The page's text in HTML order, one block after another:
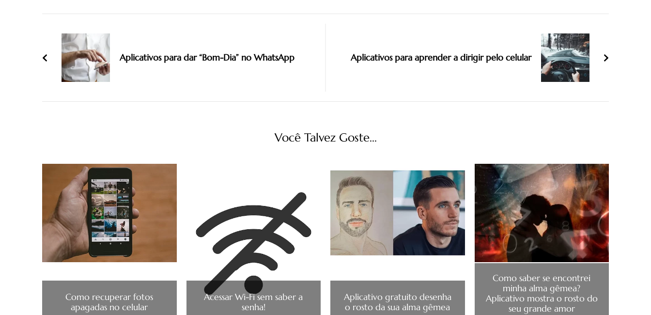
Navigation
Aplicativos para dar “Bom-Dia” no WhatsApp Aplicativos para aprender a dirigir pelo celular
Você Talvez Goste...
Como recuperar fotos
apagadas no celular
Acessar Wi-Fi sem saber a
senha!
Aplicativo gratuito desenha
o rosto da sua alma gêmea
Como saber se encontrei
minha alma gêmea?
Aplicativo mostra o rosto do
seu grande amor